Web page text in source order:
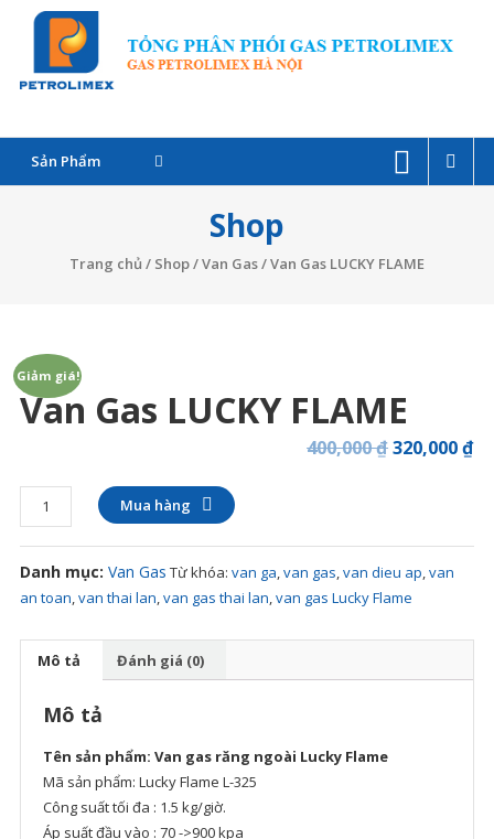
content
–
Sản Phẩm
Shop
Trang chủ / Shop/Van Gas/ Van Gas LUCKY FLAME
Giảm giá!
Van Gas LUCKY FLAME
400,000₫320,000₫
Van
Gas
LUCKY
FLAME
số
Mua hàng
Danh mục: Van Gas Từ khóa: van ga,van gas,van dieu ap,van
an toan,van thai lan,van gas thai lan,van gas Lucky Flame
Mô tả Đánh giá (0)
Mô tả
Tên sản phẩm: Van gas răng ngoài Lucky Flame
Mã sản phẩm: Lucky Flame L-325
Công suất tối đa : 1.5 kg/giờ.
Áp suất đầu vào : 70 ->900 kpa